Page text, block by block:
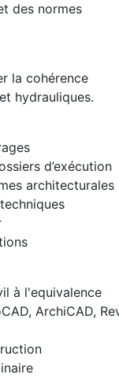
des normes
la cohérence
hydrauliques.
d’exécution
architecturales
à l'equivalence
ArchiCAD,